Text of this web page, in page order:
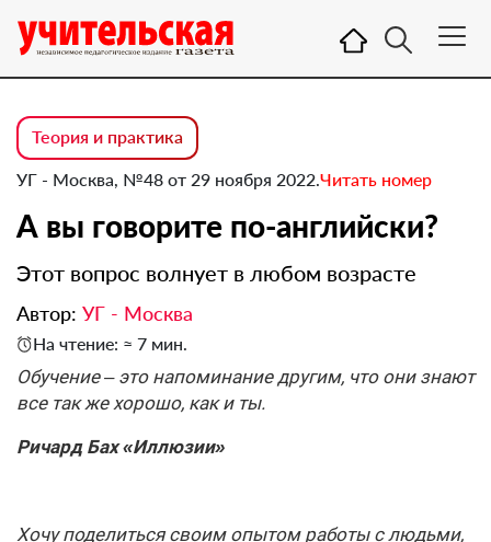
Теория и практика
УГ - Москва, №48 от 29 ноября 2022.Читать номер
А вы говорите по-английски?
Этот вопрос волнует в любом возрасте
Автор: УГ - Москва
На чтение: ≈ 7 мин.
Обучение – это напоминание другим, что они знают
все так же хорошо, как и ты.
Ричард Бах «Иллюзии»
Хочу поделиться своим опытом работы с людьми,